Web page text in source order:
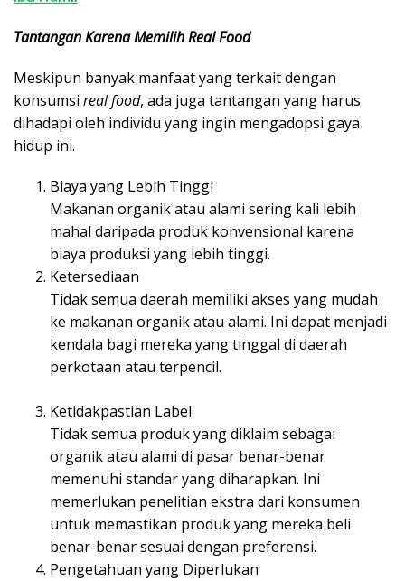
Tantangan Karena Memilih Real Food
Meskipun banyak manfaat yang terkait dengan
konsumsi real food, ada juga tantangan yang harus
dihadapi oleh individu yang ingin mengadopsi gaya
hidup ini.
Biaya yang Lebih Tinggi
Makanan organik atau alami sering kali lebih
mahal daripada produk konvensional karena
biaya produksi yang lebih tinggi.
Ketersediaan
Tidak semua daerah memiliki akses yang mudah
ke makanan organik atau alami. Ini dapat menjadi
kendala bagi mereka yang tinggal di daerah
perkotaan atau terpencil.
Ketidakpastian Label
Tidak semua produk yang diklaim sebagai
organik atau alami di pasar benar-benar
memenuhi standar yang diharapkan. Ini
memerlukan penelitian ekstra dari konsumen
untuk memastikan produk yang mereka beli
benar-benar sesuai dengan preferensi.
Pengetahuan yang Diperlukan